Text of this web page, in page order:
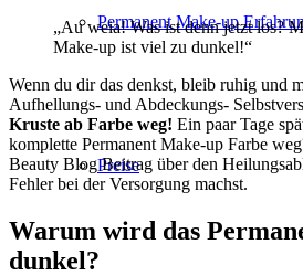
Permanent Make-up
Preise
„Au weia! Was ist denn jetzt los?
Make-up ist viel zu dunkel!“
Wenn du dir das denkst, bleib ruhig und
Aufhellungs- und Abdeckungs-
Kruste ab Farbe weg! Ein paar Tage
komplette Permanent Make-up Farbe
Beauty Blog Beitrag über den
Fehler bei der Versorgung machst.
Warum wird das
dunkel?